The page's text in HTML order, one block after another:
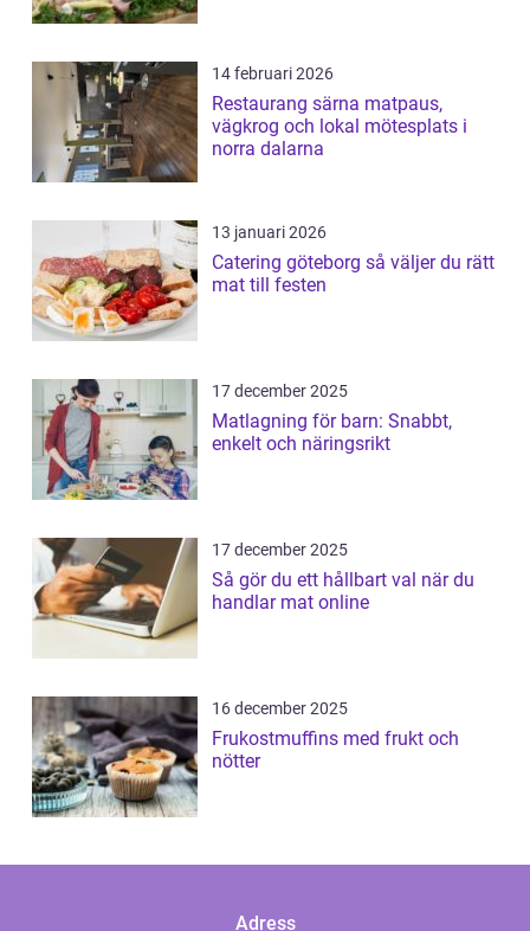
14 februari 2026
Restaurang särna matpaus,
vägkrog och lokal mötesplats i
norra dalarna
13 januari 2026
Catering göteborg så väljer du rätt
mat till festen
17 december 2025
Matlagning för barn: Snabbt,
enkelt och näringsrikt
17 december 2025
Så gör du ett hållbart val när du
handlar mat online
16 december 2025
Frukostmuffins med frukt och
nötter
Adress